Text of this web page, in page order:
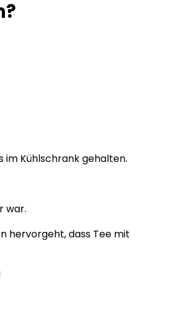
im Kühlschrank gehalten.
war.
hervorgeht, dass Tee mit